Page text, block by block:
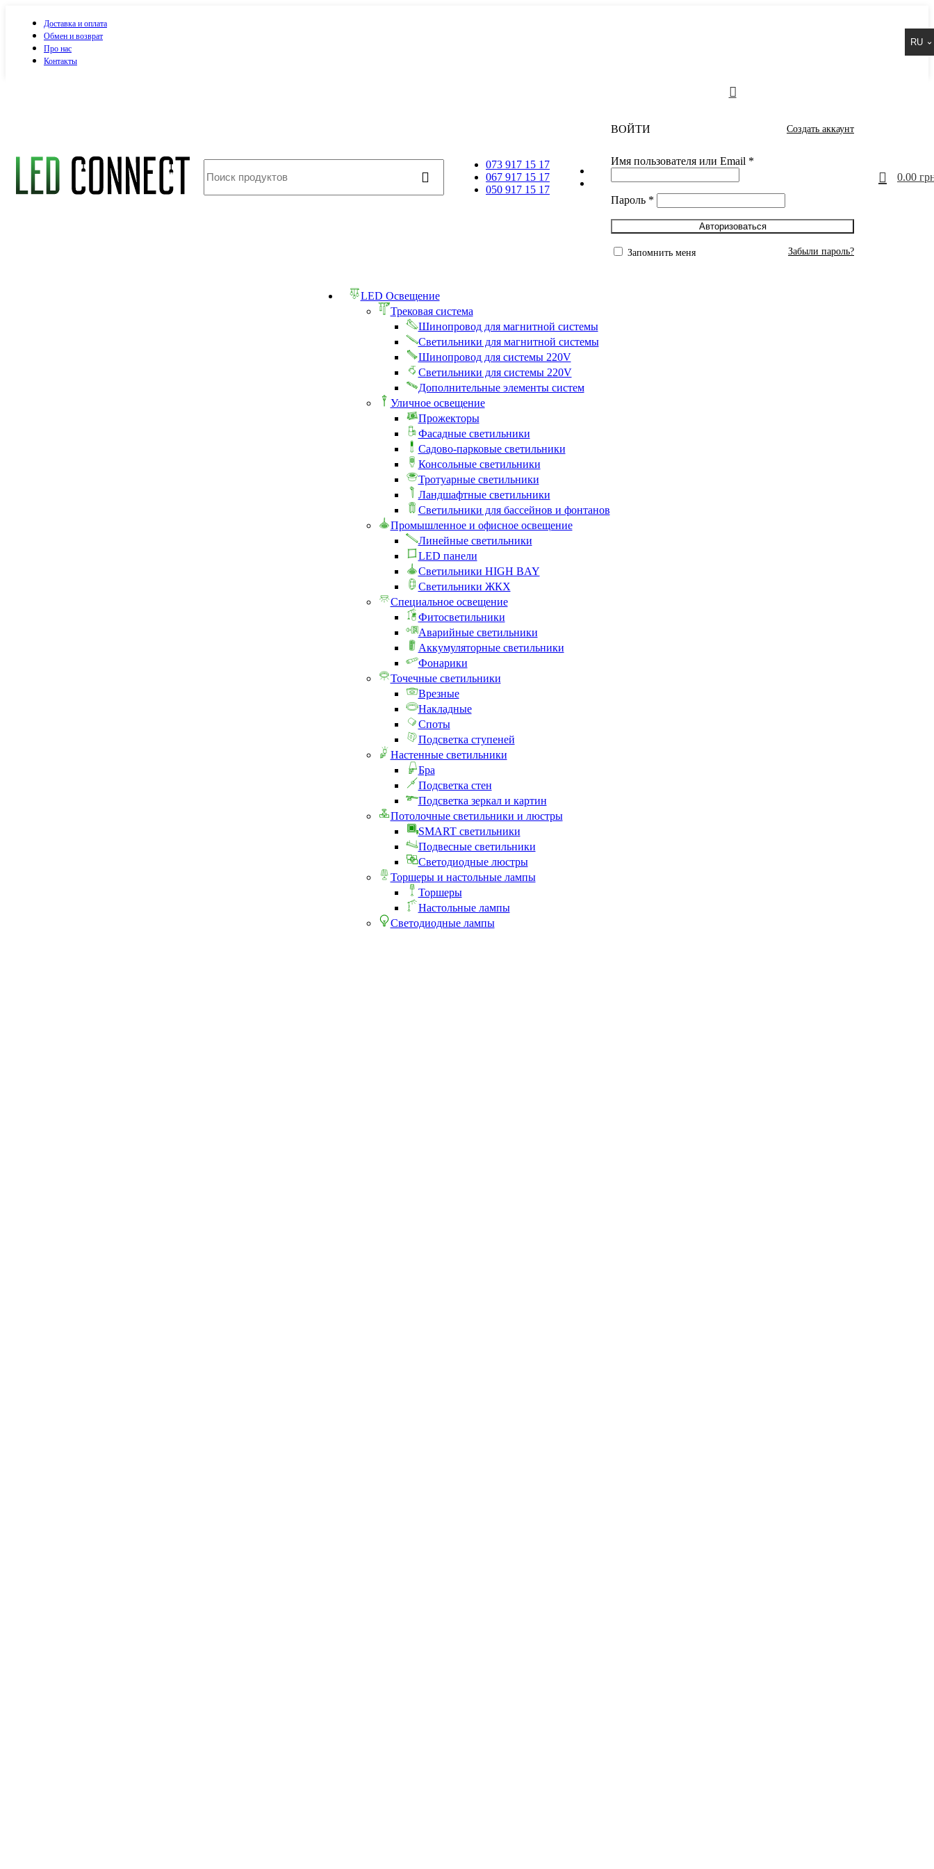
Доставка и оплата
Обмен и возврат
Про нас
Контакты
RU
073 917 15 17
067 917 15 17
050 917 15 17
ВОЙТИ Создать аккаунт
Имя пользователя или Email *
Пароль *
Авторизоваться
Забыли пароль?
Запомнить меня
0.00
LED Освещение
Трековая система
Шинопровод для магнитной системы
Светильники для магнитной системы
Шинопровод для системы 220V
Светильники для системы 220V
Дополнительные элементы систем
Уличное освещение
Прожекторы
Фасадные светильники
Садово-парковые светильники
Консольные светильники
Тротуарные светильники
Ландшафтные светильники
Светильники для бассейнов и фонтанов
Промышленное и офисное освещение
Линейные светильники
LED панели
Светильники HIGH BAY
Светильники ЖКХ
Специальное освещение
Фитосветильники
Аварийные светильники
Аккумуляторные светильники
Фонарики
Точечные светильники
Врезные
Накладные
Споты
Подсветка ступеней
Настенные светильники
Бра
Подсветка стен
Подсветка зеркал и картин
Потолочные светильники и люстры
SMART светильники
Подвесные светильники
Светодиодные люстры
Торшеры и настольные лампы
Торшеры
Настольные лампы
Светодиодные лампы